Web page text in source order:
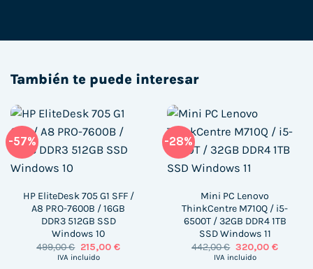
También te puede interesar
-57%
HP EliteDesk 705 G1 SFF /
A8 PRO-7600B / 16GB
DDR3 512GB SSD
Windows 10
499,00€ El
precio
215,00 €El
IVA incluido
-28%
Mini PC Lenovo
ThinkCentre M710Q / i5-
6500T / 32GB DDR4 1TB
SSD Windows 11
442,00€ El
precio
320,00 €El
IVA incluido